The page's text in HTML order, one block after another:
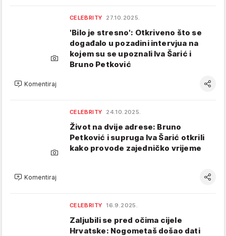
CELEBRITY 27.10.2025.
'Bilo je stresno': Otkriveno što se
događalo u pozadini intervjua na
kojem su se upoznali Iva Šarić i
Bruno Petković
Komentiraj
CELEBRITY 24.10.2025.
Život na dvije adrese: Bruno
Petković i supruga Iva Šarić otkrili
kako provode zajedničko vrijeme
Komentiraj
CELEBRITY 16.9.2025.
Zaljubili se pred očima cijele
Hrvatske: Nogometaš došao dati